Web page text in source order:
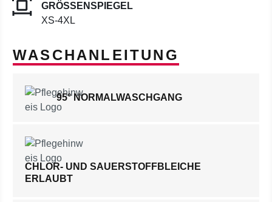
GRÖSSENSPIEGEL
XS-4XL
WASCHANLEITUNG
95° NORMALWASCHGANG
CHLOR- UND SAUERSTOFFBLEICHE
ERLAUBT